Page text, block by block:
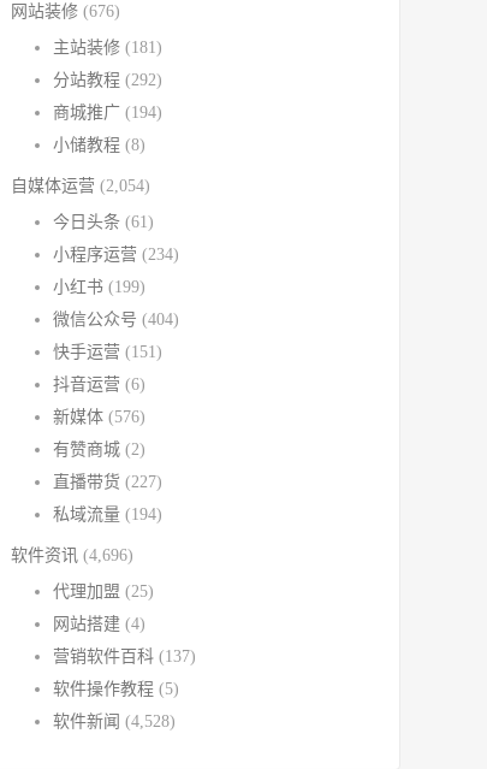
网站装修 (676)
主站装修 (181)
分站教程 (292)
商城推广 (194)
小储教程 (8)
自媒体运营 (2,054)
今日头条 (61)
小程序运营 (234)
小红书 (199)
微信公众号 (404)
快手运营 (151)
抖音运营 (6)
新媒体 (576)
有赞商城 (2)
直播带货 (227)
私域流量 (194)
软件资讯 (4,696)
代理加盟 (25)
网站搭建 (4)
营销软件百科 (137)
软件操作教程 (5)
软件新闻 (4,528)